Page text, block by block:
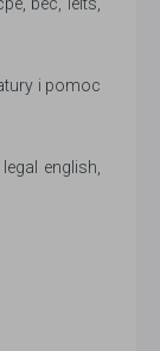
i pomoc
english,